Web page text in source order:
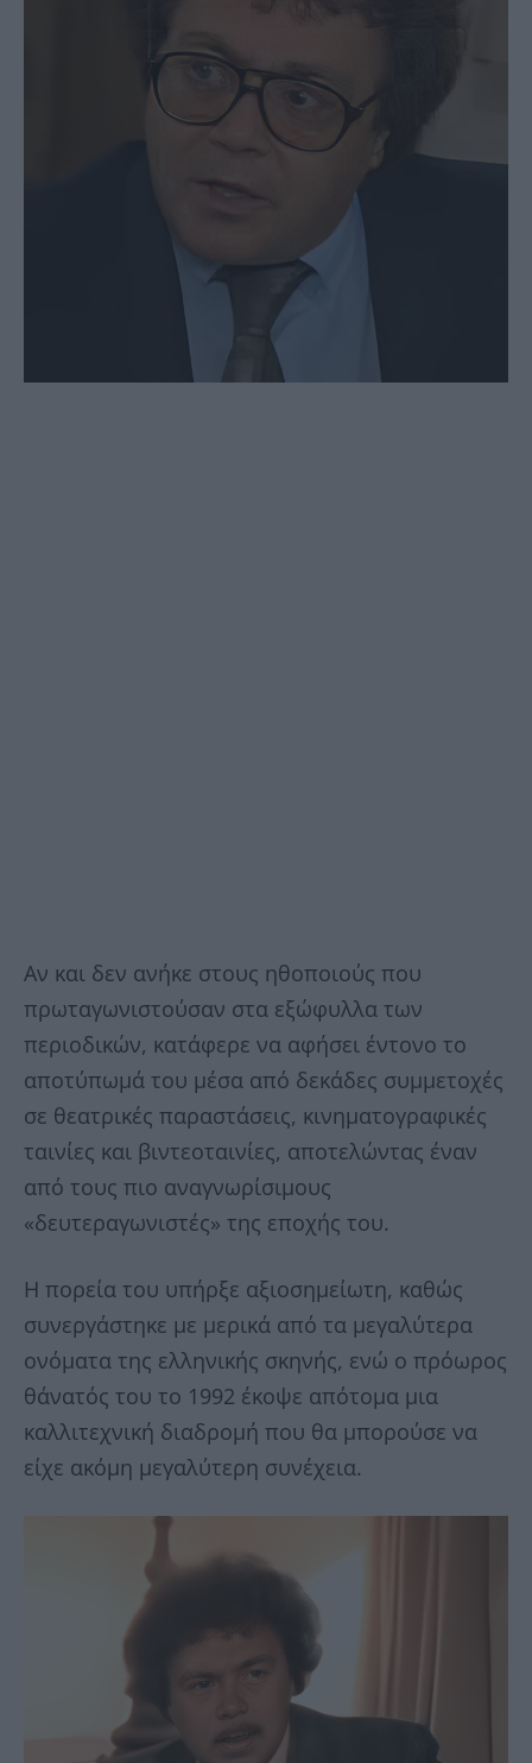
Αν και δεν ανήκε στους ηθοποιούς που
πρωταγωνιστούσαν στα εξώφυλλα των
περιοδικών, κατάφερε να αφήσει έντονο το
αποτύπωμά του μέσα από δεκάδες συμμετοχές
σε θεατρικές παραστάσεις, κινηματογραφικές
ταινίες και βιντεοταινίες, αποτελώντας έναν
από τους πιο αναγνωρίσιμους
«δευτεραγωνιστές» της εποχής του.
Η πορεία του υπήρξε αξιοσημείωτη, καθώς
συνεργάστηκε με μερικά από τα μεγαλύτερα
ονόματα της ελληνικής σκηνής, ενώ ο πρόωρος
θάνατός του το 1992 έκοψε απότομα μια
καλλιτεχνική διαδρομή που θα μπορούσε να
είχε ακόμη μεγαλύτερη συνέχεια.